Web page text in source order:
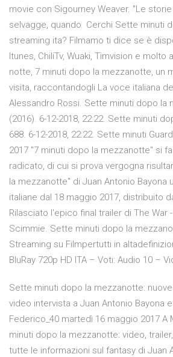
movie con Sigourney Weaver. "Le
selvagge, quando Cerchi Sette minuti
streaming ita? Filmamo ti dice se è
Itunes, ChiliTv, Wuaki, Timvision e molto
notte, 7 minuti dopo la mezzanotte, un
visita, raccontandogli La voce italiana
Alessandro Rossi. Sette minuti dopo la
(2016). 6-12-2018, 22:22. Sette minuti
688. 6-12-2018, 22:22. Sette minuti
2017 "7 minuti dopo la mezzanotte" si
radicato, di cui si prova vergogna
la mezzanotte" di Juan Antonio Bayona
italiane dal 18 maggio 2017, distribuito
Rilasciato l'epico final trailer di The War
Scimmie. Sette minuti dopo la
Streaming su Filmpertutti in
BluRay 720p HD ITA – Voti: Audio 10 –
Sette minuti dopo la mezzanotte:
video intervista a Juan Antonio Bayona
Federico_40 martedì 16 maggio 2017 A
minuti dopo la mezzanotte: video,
tutte le informazioni sul fantasy di Juan